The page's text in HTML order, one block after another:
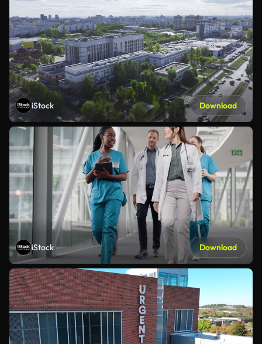
iStock Download
iStock Download